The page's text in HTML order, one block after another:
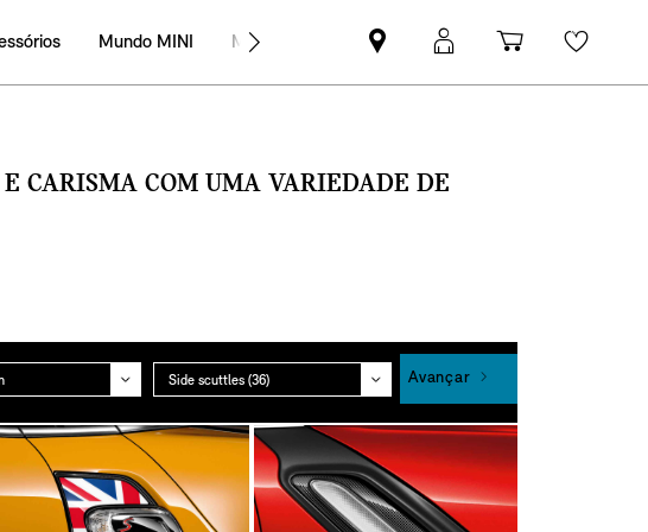
Mundo MINI MINI Empresas
Pesquisar
parceiro
Iniciar
sessão
Carrinho
de
CARISMA COM UMA VARIEDADE DE
Grupo
Avançar